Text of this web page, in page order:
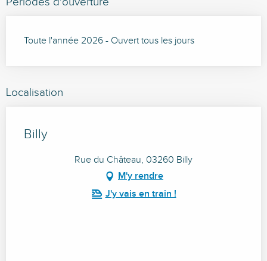
Toute l'année 2026 - Ouvert tous les jours
Localisation
Billy
Rue du Château, 03260 Billy
M'y rendre
J'y vais en train !